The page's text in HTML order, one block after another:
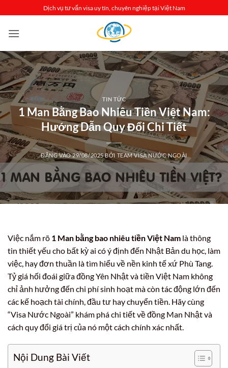
qua
nội
Dịch vụ tư vấn visa uy tín, chuyên nghiệp tại Việt Nam
TIN TỨC
1 Man Bằng Bao Nhiêu Tiền Việt Nam:
Hướng Dẫn Quy Đổi Chi Tiết
ĐĂNG VÀO29/08/2025 BỞI TEAM VISA NƯỚC NGOÀI
Việc nắm rõ 1 Man bằng bao nhiêu tiền Việt Nam là thông
tin thiết yếu cho bất kỳ ai có ý định đến Nhật Bản du học, làm
việc, hay đơn thuần là tìm hiểu về nền kinh tế xứ Phù Tang.
Tỷ giá hối đoái giữa đồng Yên Nhật và tiền Việt Nam không
chỉ ảnh hưởng đến chi phí sinh hoạt mà còn tác động lớn đến
các kế hoạch tài chính, đầu tư hay chuyển tiền. Hãy cùng
“Visa Nước Ngoài” khám phá chi tiết về đồng Man Nhật và
cách quy đổi giá trị của nó một cách chính xác nhất.
Nội Dung Bài Viết